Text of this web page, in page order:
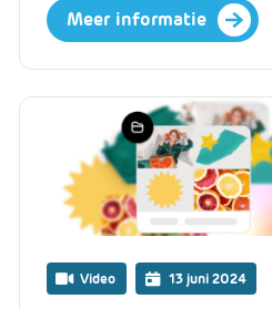
Meer informatie
Video 13 juni 2024